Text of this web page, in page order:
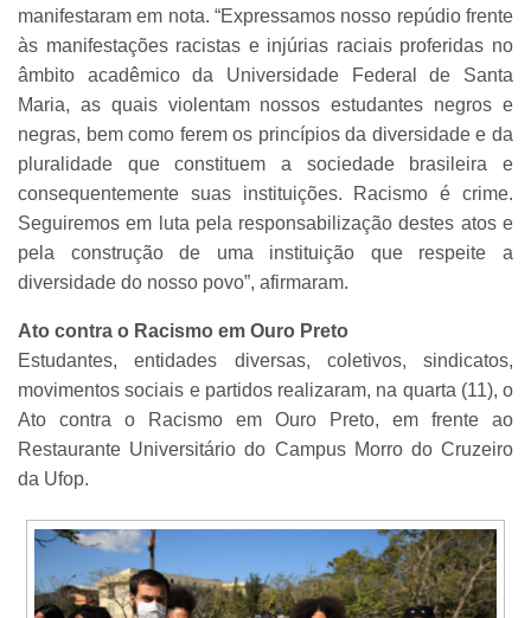
manifestaram em nota. “Expressamos nosso repúdio frente
às manifestações racistas e injúrias raciais proferidas no
âmbito acadêmico da Universidade Federal de Santa
Maria, as quais violentam nossos estudantes negros e
negras, bem como ferem os princípios da diversidade e da
pluralidade que constituem a sociedade brasileira e
consequentemente suas instituições. Racismo é crime.
Seguiremos em luta pela responsabilização destes atos e
pela construção de uma instituição que respeite a
diversidade do nosso povo”, afirmaram.
Ato contra o Racismo em Ouro Preto
Estudantes, entidades diversas, coletivos, sindicatos,
movimentos sociais e partidos realizaram, na quarta (11), o
Ato contra o Racismo em Ouro Preto, em frente ao
Restaurante Universitário do Campus Morro do Cruzeiro
da Ufop.